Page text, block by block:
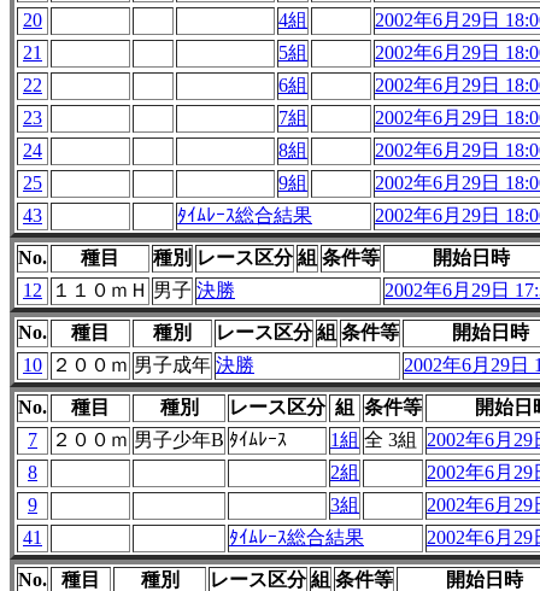
20
4組
2002年6月29日
21
5組
2002年6月29日
22
6組
2002年6月29日
23
7組
2002年6月29日
24
8組
2002年6月29日
25
9組
2002年6月29日
43
ﾀｲﾑﾚｰｽ総合結果 2002年6月29日
No. 種目 種別 レース区分 組 条件等
開始日時
12
１１０ｍＨ 男子 決勝 2002年6月29日
No. 種目 種別 レース区分 組 条件等
開始日時
10
２００ｍ 男子成年 決勝 2002年6月29日
No. 種目 種別 レース区分 組 条件等
開始日
7
２００ｍ 男子少年B ﾀｲﾑﾚｰｽ 1組 全 3組
2002年6月29
8
2組
2002年6月29
9
3組
2002年6月29
41
ﾀｲﾑﾚｰｽ総合結果 2002年6月29
No. 種目 種別 レース区分 組 条件等
開始日時